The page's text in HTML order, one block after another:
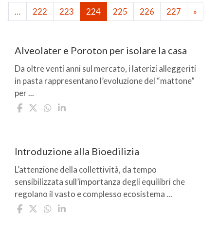
… 222 223 224 225 226 227 »
Alveolater e Poroton per isolare la casa
Da oltre venti anni sul mercato, i laterizi alleggeriti
in pasta rappresentano l’evoluzione del “mattone”
per ...
Introduzione alla Bioedilizia
L’attenzione della collettività, da tempo
sensibilizzata sull’importanza degli equilibri che
regolano il vasto e complesso ecosistema ...